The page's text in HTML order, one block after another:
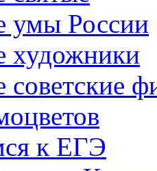
умы России
художники
советские
к ЕГЭ